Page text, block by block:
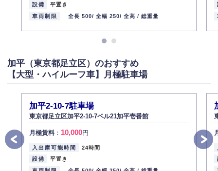
設備
平置き
車両制限
全長 500/ 全幅 250/ 全高 / 総重量
加平（東京都足立区）のおすすめ
【大型・ハイルーフ車】月極駐車場
加平2-10-7駐車場
東京都足立区加平2-10-7ベル21加平壱番館
月極賃料： 10,000円
入出庫可能時間
24時間
設備
平置き